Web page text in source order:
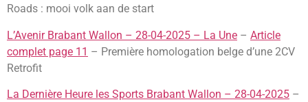
Roads : mooi volk aan de start
L’Avenir Brabant Wallon – 28-04-2025 – La Une – Article
complet page 11 – Première homologation belge d’une 2CV
Retrofit
La Dernière Heure les Sports Brabant Wallon – 28-04-2025 –